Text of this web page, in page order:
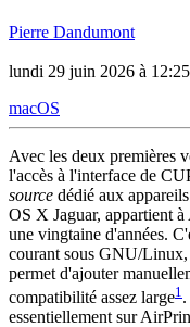
Pierre Dandumont
lundi 29 juin 2026 à 12:25
macOS
Avec les deux premières
l'accès à l'interface de
source dédié aux
OS X Jaguar, appartient
une vingtaine d'années.
courant sous GNU/
permet d'ajouter
compatibilité assez large1
essentiellement sur